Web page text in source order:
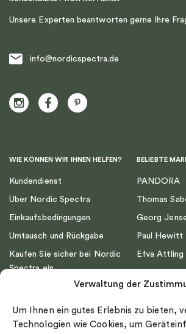
Verwaltung der
Um Ihnen ein gutes Erlebnis zu bieten,
Technologien wie Cookies, um
Unsere Experten beantworten gerne Ihre
info@nordicspectra.de
WIE KÖNNEN WIR IHNEN HELFEN?
Kundendienst
Über Nordic Spectra
Einkaufsbedingungen
Umtausch und Rückgabe
Kaufen Sie sicher bei Nordic
Spectra ein
Impressum
Ringgröße
BELIEBTE
PANDORA
Thomas
Georg
Paul Hewitt
Efva Attling
Drakenberg
Nordic